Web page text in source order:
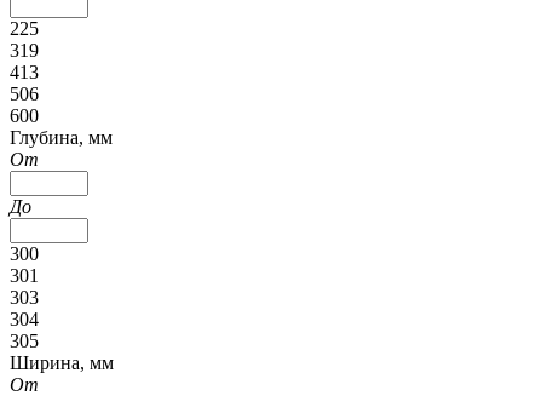
225
319
413
506
600
Глубина, мм
От
До
300
301
303
304
305
Ширина, мм
От